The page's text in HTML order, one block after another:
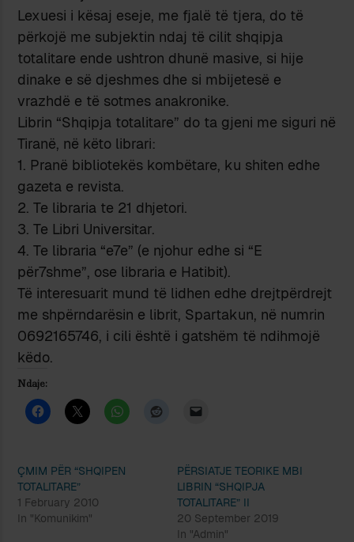
Lexuesi i kësaj eseje, me fjalë të tjera, do të
përkojë me subjektin ndaj të cilit shqipja
totalitare ende ushtron dhunë masive, si hije
dinake e së djeshmes dhe si mbijetesë e
vrazhdë e të sotmes anakronike.
Librin “Shqipja totalitare” do ta gjeni me siguri në
Tiranë, në këto librari:
1. Pranë bibliotekës kombëtare, ku shiten edhe
gazeta e revista.
2. Te libraria te 21 dhjetori.
3. Te Libri Universitar.
4. Te libraria “e7e” (e njohur edhe si “E
për7shme”, ose libraria e Hatibit).
Të interesuarit mund të lidhen edhe drejtpërdrejt
me shpërndarësin e librit, Spartakun, në numrin
0692165746, i cili është i gatshëm të ndihmojë
këdo.
Ndaje:
ÇMIM PËR “SHQIPEN
TOTALITARE”
1 February 2010
In "Komunikim"
PËRSIATJE TEORIKE MBI
LIBRIN “SHQIPJA
TOTALITARE” II
20 September 2019
In "Admin"